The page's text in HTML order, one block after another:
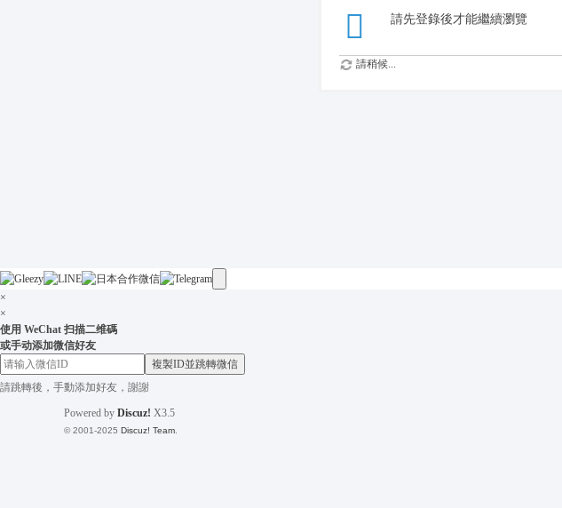
請先登錄後才能繼續瀏覽
請稍候...
×
×
使用 WeChat 扫描二维碼
或手动添加微信好友
複製ID並跳轉微信
請跳轉後，手動添加好友，謝謝
Powered by Discuz! X3.5
© 2001-2025 Discuz! Team